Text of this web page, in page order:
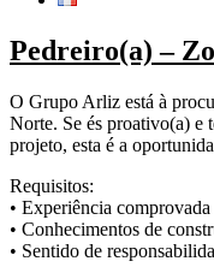
Pedreiro(a) –
O Grupo Arliz está à
Norte. Se és proativo(a) e
projeto, esta é a
Requisitos:
• Experiência
• Conhecimentos de
• Sentido de